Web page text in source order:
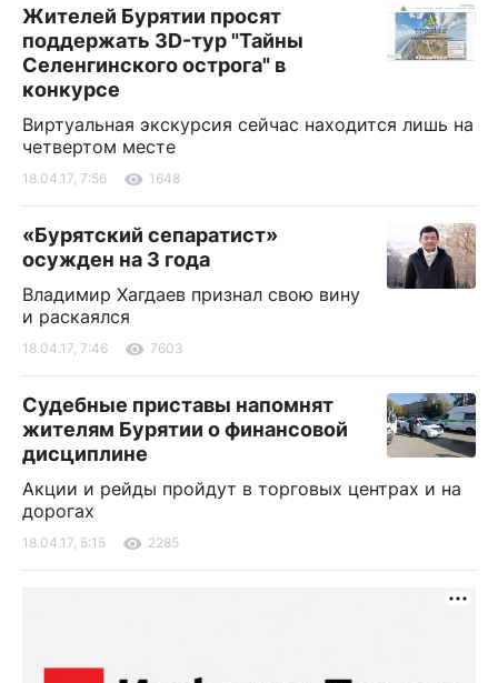
Жителей Бурятии просят
поддержать 3D-тур "Тайны
Селенгинского острога" в
конкурсе
Виртуальная экскурсия сейчас находится лишь на
четвертом месте
18.04.17, 7:56 1648
«Бурятский сепаратист»
осужден на 3 года
Владимир Хагдаев признал свою вину
и раскаялся
18.04.17, 7:46 7603
Судебные приставы напомнят
жителям Бурятии о финансовой
дисциплине
Акции и рейды пройдут в торговых центрах и на
дорогах
18.04.17, 5:15 2285